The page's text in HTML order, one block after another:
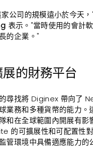
公司的規模遠小於今天
表示。"當時使用的會計
的企業。"
的財務平台
尋找將 Diginex 帶向了
業務和多種貨幣的能力。
和在全球範圍內開展有影
的可擴展性和可配置性
管環境中具備適應能力的